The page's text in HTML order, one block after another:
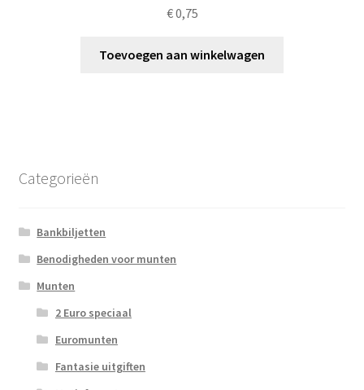
€0,75
Toevoegen aan winkelwagen
Categorieën
Bankbiljetten
Benodigheden voor munten
Munten
2 Euro speciaal
Euromunten
Fantasie uitgiften